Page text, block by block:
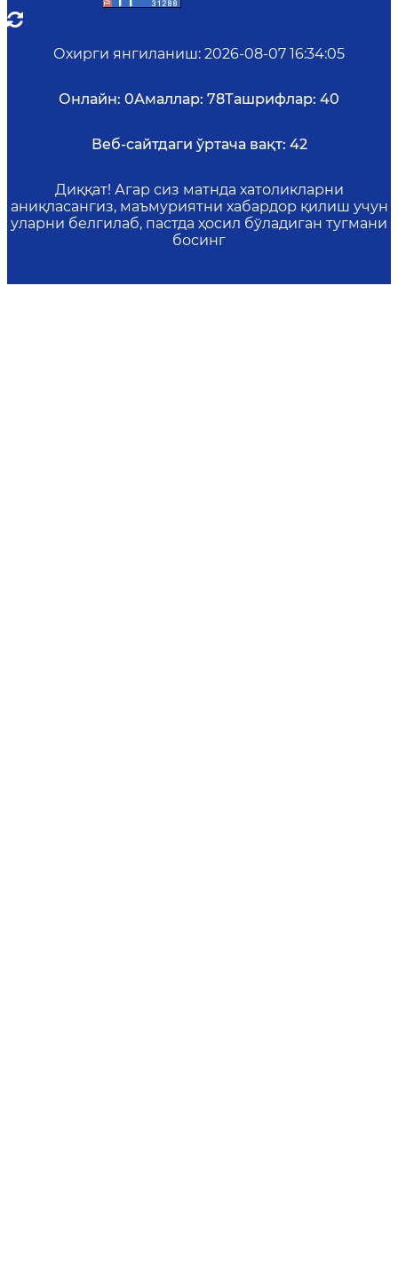
Охирги янгиланиш: 2026-08-07 16:34:05
Онлайн: 0Амаллар: 78Ташрифлар: 40
Веб-сайтдаги ўртача вақт: 42
Диққат! Агар сиз матнда хатоликларни
аниқласангиз, маъмуриятни хабардор қилиш учун
уларни белгилаб, пастда ҳосил бўладиган тугмани
босинг